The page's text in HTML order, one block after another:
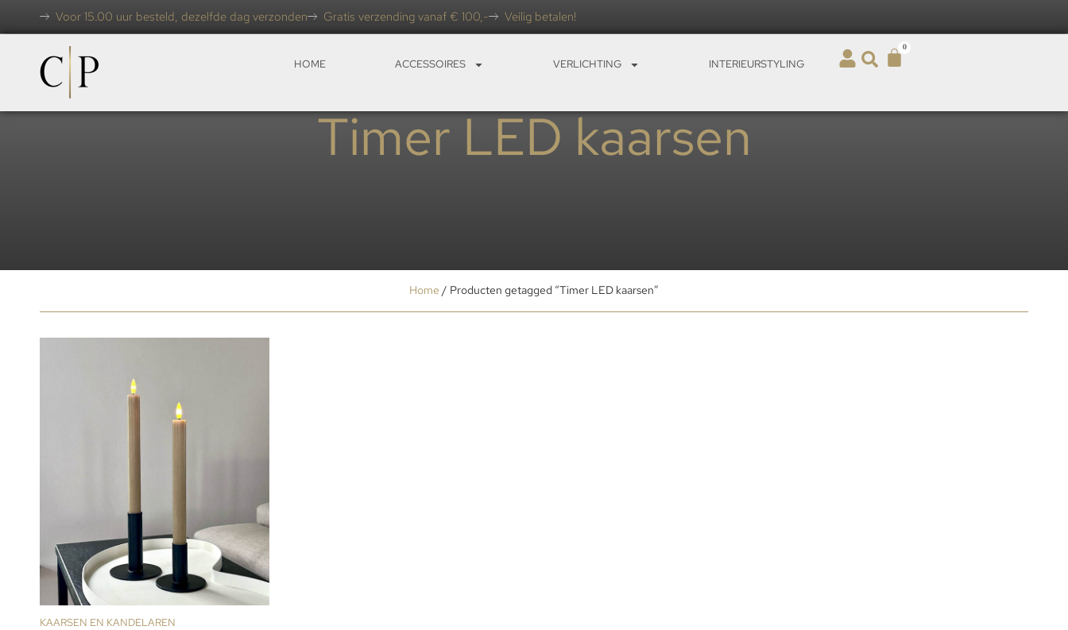
Voor 15.00 uur besteld, dezelfde dag verzonden Gratis verzending vanaf € 100,- Veilig betalen!
HOME ACCESSOIRES VERLICHTING INTERIEURSTYLING
0
Timer LED kaarsen
Home / Producten getagged “Timer LED kaarsen”
KAARSEN EN KANDELAREN